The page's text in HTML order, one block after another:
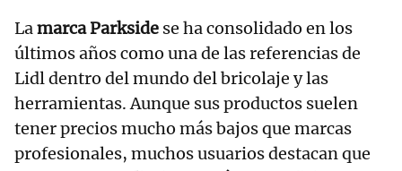
Lamarca Parkside se ha consolidado en los
últimos años como una de las referencias de
Lidl dentro del mundo del bricolaje y las
herramientas. Aunque sus productos suelen
tener precios mucho más bajos que marcas
profesionales, muchos usuarios destacan que